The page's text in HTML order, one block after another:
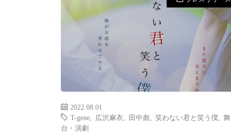
2022.08.01
T-gene
広沢麻衣 田中彪 笑わない君と笑う僕
舞
台・演劇